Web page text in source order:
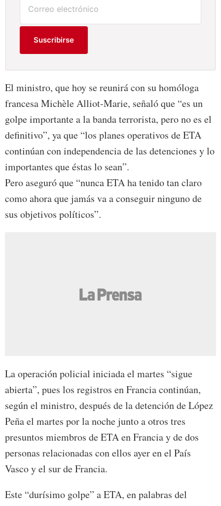
Suscribirse
El ministro, que hoy se reunirá con su homóloga
francesa Michèle Alliot-Marie, señaló que “es un
golpe importante a la banda terrorista, pero no es el
definitivo”, ya que “los planes operativos de ETA
continúan con independencia de las detenciones y lo
importantes que éstas lo sean”.
Pero aseguró que “nunca ETA ha tenido tan claro
como ahora que jamás va a conseguir ninguno de
sus objetivos políticos”.
La operación policial iniciada el martes “sigue
abierta”, pues los registros en Francia continúan,
según el ministro, después de la detención de López
Peña el martes por la noche junto a otros tres
presuntos miembros de ETA en Francia y de dos
personas relacionadas con ellos ayer en el País
Vasco y el sur de Francia.
Este “durísimo golpe” a ETA, en palabras del